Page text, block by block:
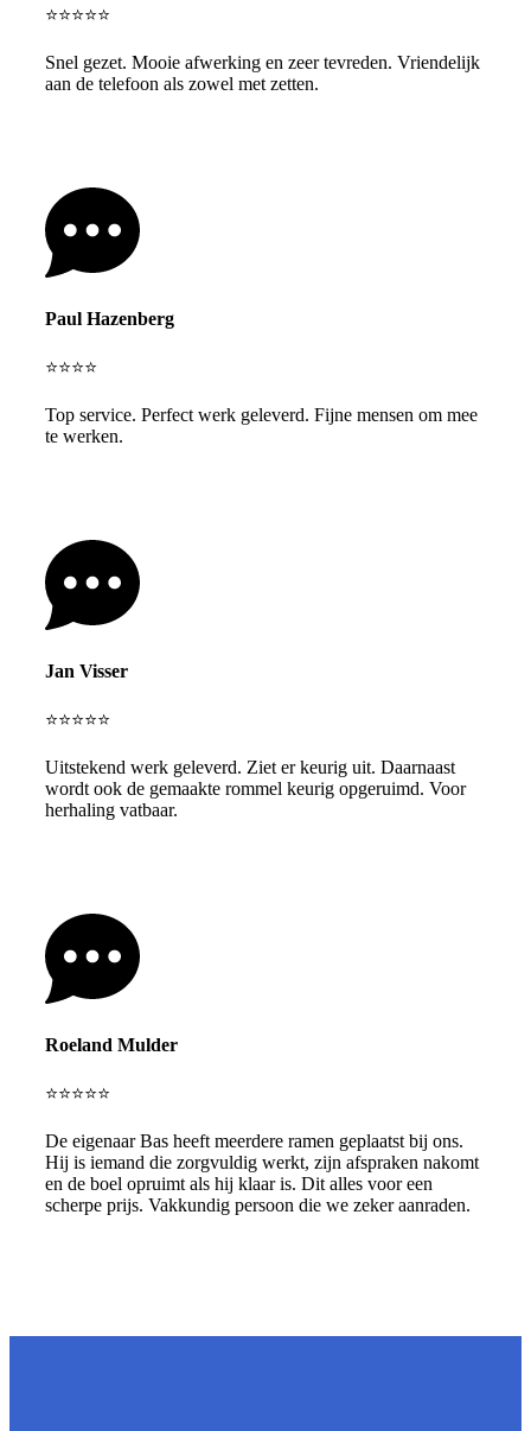
⭐⭐⭐⭐⭐
Snel gezet. Mooie afwerking en zeer tevreden. Vriendelijk
aan de telefoon als zowel met zetten.
Paul Hazenberg
⭐⭐⭐⭐
Top service. Perfect werk geleverd. Fijne mensen om mee
te werken.
Jan Visser
⭐⭐⭐⭐⭐
Uitstekend werk geleverd. Ziet er keurig uit. Daarnaast
wordt ook de gemaakte rommel keurig opgeruimd. Voor
herhaling vatbaar.
Roeland Mulder
⭐⭐⭐⭐⭐
De eigenaar Bas heeft meerdere ramen geplaatst bij ons.
Hij is iemand die zorgvuldig werkt, zijn afspraken nakomt
en de boel opruimt als hij klaar is. Dit alles voor een
scherpe prijs. Vakkundig persoon die we zeker aanraden.